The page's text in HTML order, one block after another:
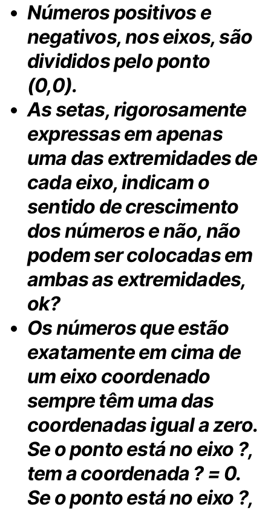
Números positivos e
negativos, nos eixos, são
divididos pelo ponto
(0,0).
As setas, rigorosamente
expressas em apenas
uma das extremidades de
cada eixo, indicam o
sentido de crescimento
dos números e não, não
podem ser colocadas em
ambas as extremidades,
ok?
Os números que estão
exatamente em cima de
um eixo coordenado
sempre têm uma das
coordenadas igual a zero.
Se o ponto está no eixo ?,
tem a coordenada ? = 0.
Se o ponto está no eixo ?,